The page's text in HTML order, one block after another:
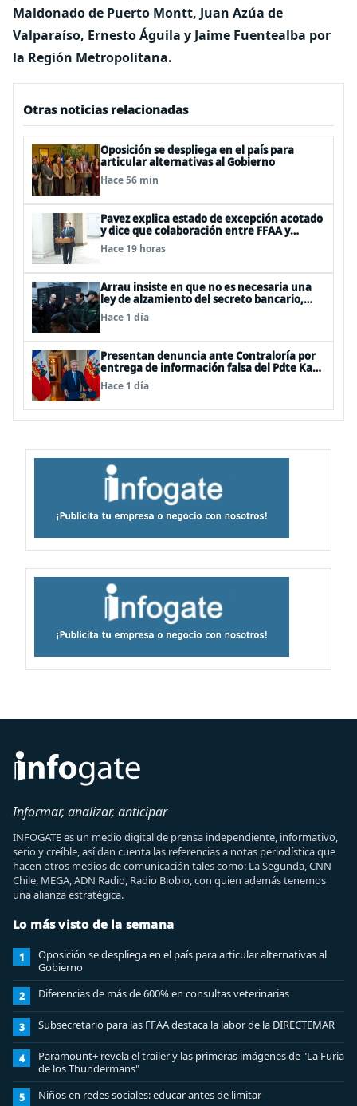
Maldonado de Puerto Montt, Juan Azúa de
Valparaíso, Ernesto Águila y Jaime Fuentealba por
la Región Metropolitana.
Otras noticias relacionadas
Oposición se despliega en el país para
articular alternativas al Gobierno
Hace 56 min
Pavez explica estado de excepción acotado
y dice que colaboración entre FFAA y
policías, “es algo del todo pertinente
analizar”
Hace 19 horas
Arrau insiste en que no es necesaria una
ley de alzamiento del secreto bancario,
porque ya existe
Hace 1 día
Presentan denuncia ante Contraloría por
entrega de información falsa del Pdte Kast
en cadena nacional
Hace 1 día
Informar, analizar, anticipar
INFOGATE es un medio digital de prensa independiente, informativo,
serio y creíble, así dan cuenta las referencias a notas periodística que
hacen otros medios de comunicación tales como: La Segunda, CNN
Chile, MEGA, ADN Radio, Radio Biobio, con quien además tenemos
una alianza estratégica.
Lo más visto de la semana
1
Oposición se despliega en el país para articular alternativas al
Gobierno
2 Diferencias de más de 600% en consultas veterinarias
3 Subsecretario para las FFAA destaca la labor de la DIRECTEMAR
4
Paramount+ revela el trailer y las primeras imágenes de "La Furia
de los Thundermans"
5 Niños en redes sociales: educar antes de limitar